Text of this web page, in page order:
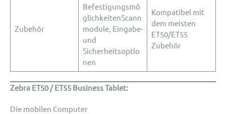
Zubehör
Befestigungsmö
glichkeitenScann
module, Eingabe-
und
Sicherheitsoptio
nen
Kompatibel mit
dem meisten
ET50/ET55
Zubehör
Zebra ET50 / ET55 Business Tablet:
Die mobilen Computer